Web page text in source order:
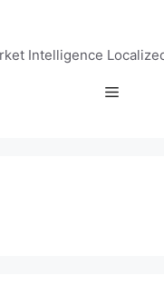
Intelligence
Menu